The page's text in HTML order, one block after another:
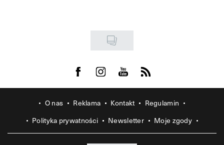
Visit us on Facebook
Visit us on Instagram
Visit us on Youtube
Visit us on Rss
O nas Reklama Kontakt
Regulamin
Polityka prywatności
Newsletter Moje zgody